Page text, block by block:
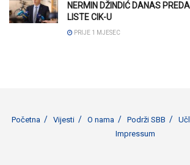
NERMIN DŽINDIĆ DANAS
LISTE CIK-U
PRIJE 1 MJESEC
Početna Vijesti O nama Podrži SBB
Impressum